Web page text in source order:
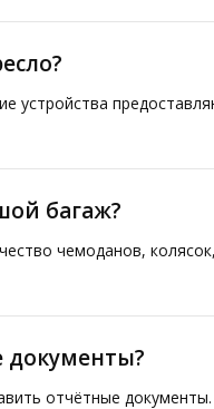
устройства
багаж?
чемоданов,
отчётные